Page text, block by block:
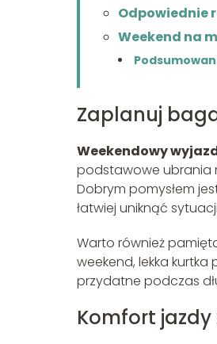
Odpowiednie
Weekend na
Zaplanuj
Weekendowy
podstawowe ubrania
Dobrym pomysłem
łatwiej uniknąć
Warto również
weekend, lekka
przydatne podczas
Komfort